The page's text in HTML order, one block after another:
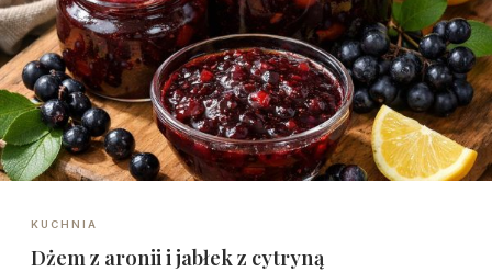
KUCHNIA
Dżem z aronii i jabłek z cytryną